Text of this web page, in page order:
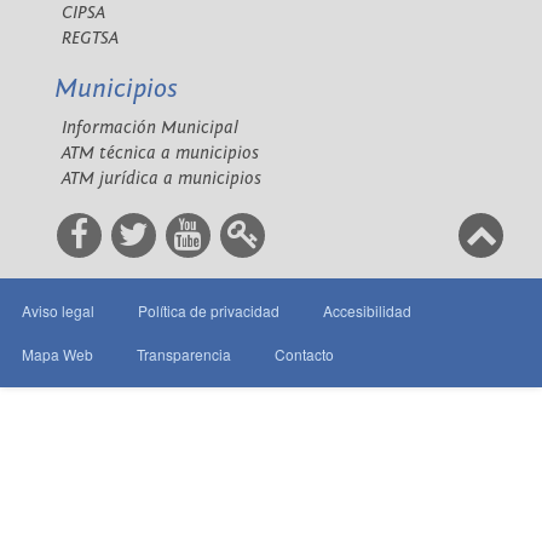
CIPSA
REGTSA
Municipios
Información Municipal
ATM técnica a municipios
ATM jurídica a municipios
Aviso legal Política de privacidad Accesibilidad
Mapa Web Transparencia Contacto